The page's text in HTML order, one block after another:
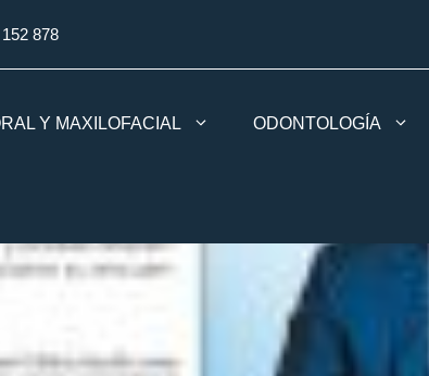
878
Y MAXILOFACIAL ODONTOLOGÍA